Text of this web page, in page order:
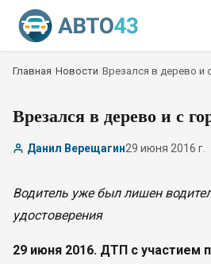
Главная Новости Врезался в дерево и
Врезался в дерево и с
Данил Верещагин29 июня 2016 г.
Водитель уже был лишен
удостоверения
29 июня 2016. ДТП с участием